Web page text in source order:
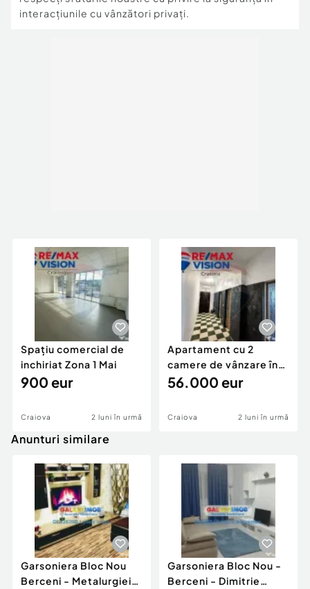
interacțiunile cu vânzători privați.
Spațiu comercial de
inchiriat Zona 1 Mai
900 eur
Craiova 2 luni în urmă
Apartament cu 2
camere de vânzare în
zona Calea Severin...
56.000 eur
Craiova 2 luni în urmă
Anunturi similare
Garsoniera Bloc Nou
Berceni - Metalurgiei
Garsoniera Bloc Nou -
Berceni - Dimitrie